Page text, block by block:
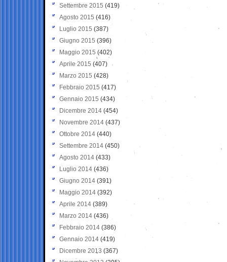
Settembre 2015 (419)
Agosto 2015 (416)
Luglio 2015 (387)
Giugno 2015 (396)
Maggio 2015 (402)
Aprile 2015 (407)
Marzo 2015 (428)
Febbraio 2015 (417)
Gennaio 2015 (434)
Dicembre 2014 (454)
Novembre 2014 (437)
Ottobre 2014 (440)
Settembre 2014 (450)
Agosto 2014 (433)
Luglio 2014 (436)
Giugno 2014 (391)
Maggio 2014 (392)
Aprile 2014 (389)
Marzo 2014 (436)
Febbraio 2014 (386)
Gennaio 2014 (419)
Dicembre 2013 (367)